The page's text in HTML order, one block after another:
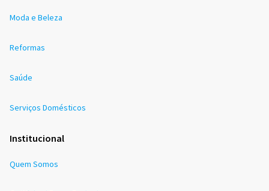
Moda e Beleza
Reformas
Saúde
Serviços Domésticos
Institucional
Quem Somos